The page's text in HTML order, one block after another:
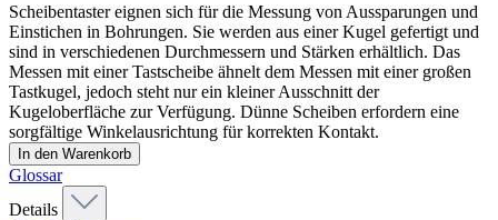
Scheibentaster eignen sich für die Messung von Aussparungen und
Einstichen in Bohrungen. Sie werden aus einer Kugel gefertigt und
sind in verschiedenen Durchmessern und Stärken erhältlich. Das
Messen mit einer Tastscheibe ähnelt dem Messen mit einer großen
Tastkugel, jedoch steht nur ein kleiner Ausschnitt der
Kugeloberfläche zur Verfügung. Dünne Scheiben erfordern eine
sorgfältige Winkelausrichtung für korrekten Kontakt.
In den Warenkorb
Glossar
Details